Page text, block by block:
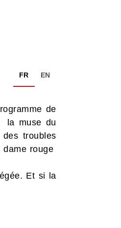
FR EN
de
la muse du
troubles
rouge
Et si la